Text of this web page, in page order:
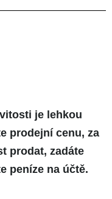
je lehkou
prodejní cenu, za
prodat, zadáte
peníze na účtě.